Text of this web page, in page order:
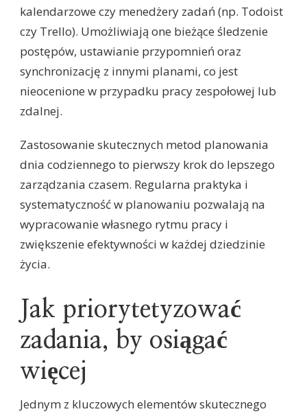
kalendarzowe czy menedżery zadań (np. Todoist
czy Trello). Umożliwiają one bieżące śledzenie
postępów, ustawianie przypomnień oraz
synchronizację z innymi planami, co jest
nieocenione w przypadku pracy zespołowej lub
zdalnej.
Zastosowanie skutecznych metod planowania
dnia codziennego to pierwszy krok do lepszego
zarządzania czasem. Regularna praktyka i
systematyczność w planowaniu pozwalają na
wypracowanie własnego rytmu pracy i
zwiększenie efektywności w każdej dziedzinie
życia.
Jak priorytetyzować
zadania, by osiągać
więcej
Jednym z kluczowych elementów skutecznego